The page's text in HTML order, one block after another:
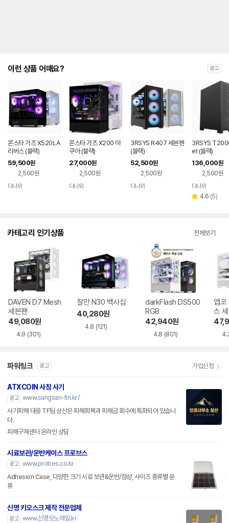
이런 상품 어때요? 광고
몬스타 가츠 X520LA
리버스 (블랙)
59,500원
2,500원
다나와
몬스타 가츠 X200 아
쿠아 (블랙)
27,000원
2,500원
다나와
3RSYS R407 세븐팬
(블랙)
52,500원
2,500원
다나와
3RSYS
et (블랙)
136,000원
2,500원
페이
다나와
별 4.6 리
(5)
카테고리 인기상품 전체보기
DAVEN D7 Mesh
세븐팬
49,080원
4.9 (301)
잘만 N30 백사십
40,280원
4.8 (121)
darkFlash DS500
RGB
42,940원
4.8 (801)
앱코
스
파워링크 광고 가입신청
ATXCOIN 사칭 사기
광고 www.sangsan-fin.kr/
사기피해 대응 TF팀 상산은 피해회복과 피해금 회수에 특화되어 있습니
다.
피해구제센터 온라인 상담
시료보관/운반케이스 프로브스
광고 www.probes.co.kr
Adhesion Case, 다양한 크기 시료 보관&운반/점성, 사이즈 종류별 분
류
신명 키오스크 제작 전문업체
광고 www.신명모노레일.kr